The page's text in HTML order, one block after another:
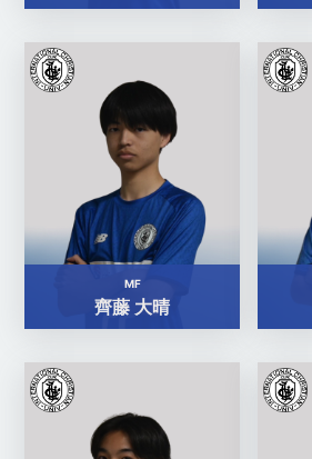
MF
齊藤 大晴